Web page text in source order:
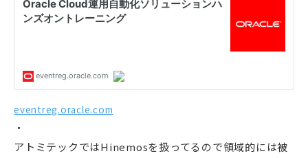
eventreg.oracle.com
アトミテックではHinemosを扱ってるので領域的には被